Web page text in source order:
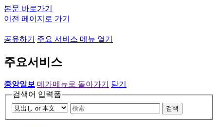
본문 바로가기
이전 페이지로 가기
공유하기 주요 서비스 메뉴 열기
주요서비스
중앙일보 메가메뉴로 돌아가기
닫기
검색어 입력폼
검색